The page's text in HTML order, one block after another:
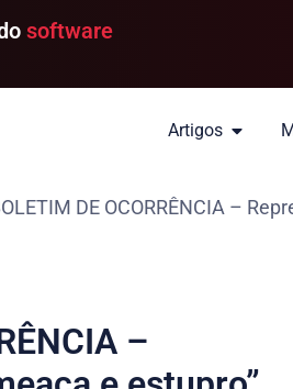
software
Artigos
DE OCORRÊNCIA –
–